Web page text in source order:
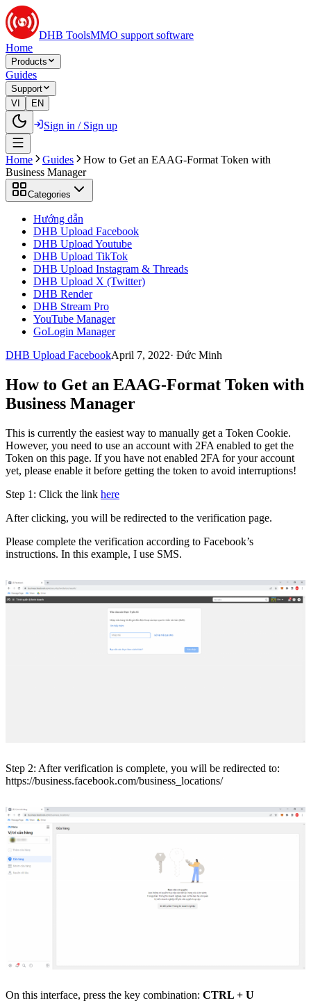
DHB ToolsMMO support software
Home
Products
Guides
Support
VI
EN
Sign in / Sign up
Home Guides
How to Get an EAAG-Format Token with
Business Manager
Categories
Hướng dẫn
DHB Upload Facebook
DHB Upload Youtube
DHB Upload TikTok
DHB Upload Instagram & Threads
DHB Upload X (Twitter)
DHB Render
DHB Stream Pro
YouTube Manager
GoLogin Manager
DHB Upload FacebookApril 7, 2022· Đức Minh
How to Get an EAAG-Format Token with
Business Manager
This is currently the easiest way to manually get a Token Cookie.
However, you need to use an account with 2FA enabled to get the
Token on this page. If you have not enabled 2FA for your account
yet, please enable it before getting the token to avoid interruptions!
Step 1: Click the link here
After clicking, you will be redirected to the verification page.
Please complete the verification according to Facebook’s
instructions. In this example, I use SMS.
Step 2: After verification is complete, you will be redirected to:
https://business.facebook.com/business_locations/
On this interface, press the key combination: CTRL + U